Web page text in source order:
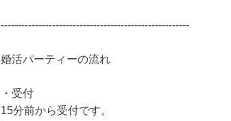
-------------------------------------------------------
婚活パーティーの流れ
・受付
15分前から受付です。